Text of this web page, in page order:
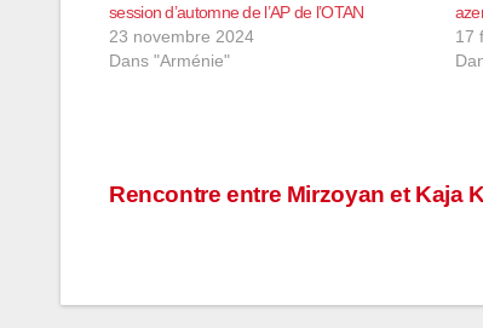
session d’automne de l’AP de l’OTAN
23 novembre 2024
Dans "Arménie"
17
Navigation
l’article
Rencontre entre Mirzoyan et Kaja